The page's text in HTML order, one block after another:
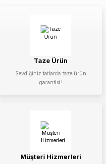
Taze Ürün
Sevdiğiniz tatlarda taze ürün
garantisi!
Müşteri Hizmerleri